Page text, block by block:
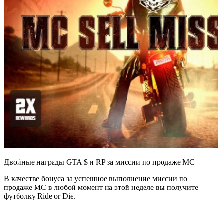
Двойные награды GTA $ и RP за миссии по продаже MC
В качестве бонуса за успешное выполнение миссии по
продаже MC в любой момент на этой неделе вы получите
футболку Ride or Die.